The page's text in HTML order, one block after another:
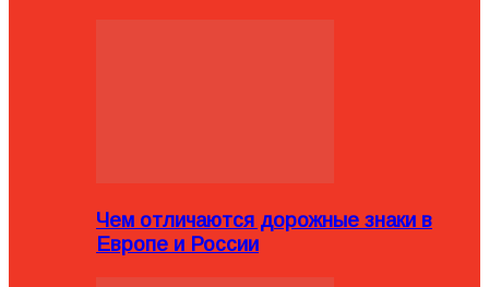
Чем отличаются дорожные знаки в
Европе и России